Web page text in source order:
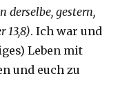
derselbe, gestern,
13,8). Ich war und
Leben mit
und euch zu